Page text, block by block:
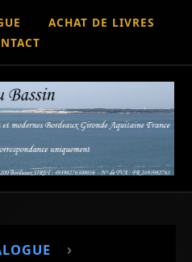
ACHAT DE LIVRES
›